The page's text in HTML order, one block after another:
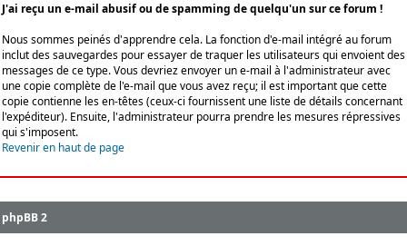
J'ai reçu un e-mail abusif ou de spamming de quelqu'un sur ce forum !
Nous sommes peinés d'apprendre cela. La fonction d'e-mail intégré au forum
inclut des sauvegardes pour essayer de traquer les utilisateurs qui envoient des
messages de ce type. Vous devriez envoyer un e-mail à l'administrateur avec
une copie complète de l'e-mail que vous avez reçu; il est important que cette
copie contienne les en-têtes (ceux-ci fournissent une liste de détails concernant
l'expéditeur). Ensuite, l'administrateur pourra prendre les mesures répressives
qui s'imposent.
Revenir en haut de page
phpBB 2